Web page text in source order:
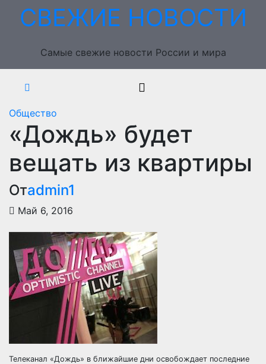
ПерейтиСВЕЖИЕ НОВОСТИ
Самые свежие новости России и мира
Общество
«Дождь» будет
вещать из квартиры
Отadmin1
Май 6, 2016
Телеканал «Дождь» в ближайшие дни освобождает последние